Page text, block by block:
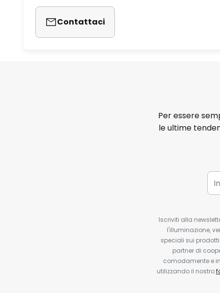
Contattaci
Per essere
le ultime
Iscriviti alla
l'illuminazione,
speciali sui
partner di
comodamente e
utilizzando il nostro